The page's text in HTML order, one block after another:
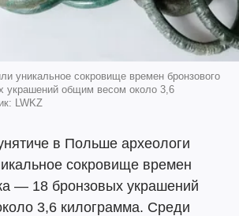
уникальное сокровище времен бронзового
украшений общим весом около 3,6
LWKZ
в Польше археологи
сокровище времен
— 18 бронзовых украшений
3,6 килограмма. Среди